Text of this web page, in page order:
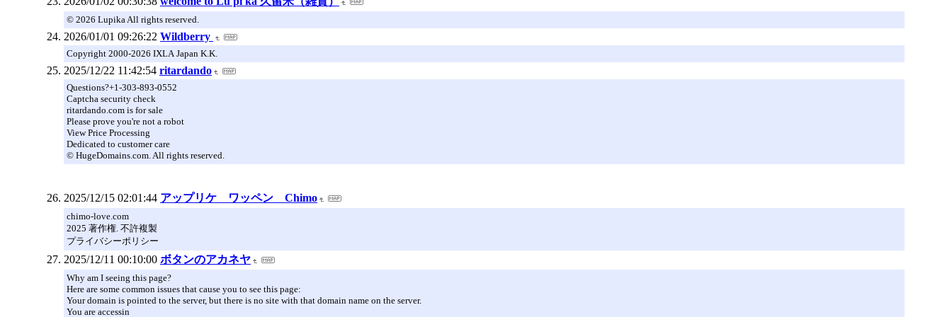
© 2026 Lupika All rights reserved.
2026/01/01 09:26:22 Wildberry
Copyright 2000-2026 IXLA Japan K.K.
2025/12/22 11:42:54 ritardando
Questions?+1-303-893-0552
Captcha security check
ritardando.com is for sale
Please prove you're not a robot
View Price Processing
Dedicated to customer care
© HugeDomains.com. All rights reserved.
2025/12/15 02:01:44 アップリケ ワッペン Chimo
chimo-love.com
2025 著作権. 不許複製
プライバシーポリシー
2025/12/11 00:10:00 ボタンのアカネヤ
Why am I seeing this page?
Here are some common issues that cause you to see this page:
Your domain is pointed to the server, but there is no site with that domain name on the server.
You are accessin